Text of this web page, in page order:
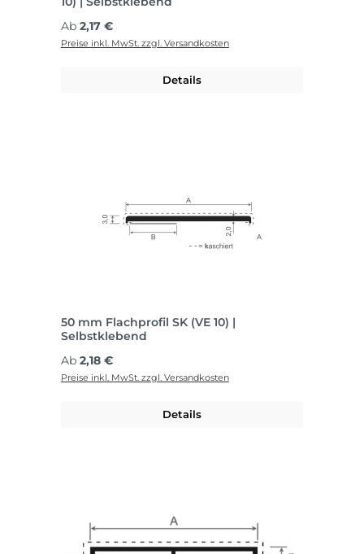
Regulärer Preis:
Ab 2,17 €
Preise inkl. MwSt. zzgl. Versandkosten
Details
50 mm Flachprofil SK (VE 10) |
Selbstklebend
Regulärer Preis:
Ab 2,18 €
Preise inkl. MwSt. zzgl. Versandkosten
Details